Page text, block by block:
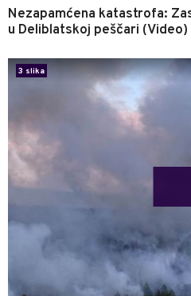
Nezapamćena katastrofa:
u Deliblatskoj peščari (Video)
3 slika